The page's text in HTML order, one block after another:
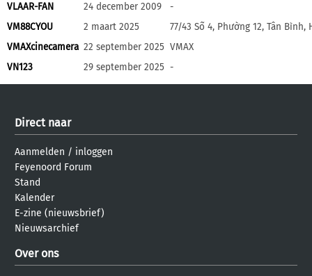
VLAAR-FAN
24 december 2009
-
VM88CYOU
2 maart 2025
77/43 Số 4, Phường 12, Tân
VMAXcinecamera 22 september 2025 VMAX
VN123
29 september 2025 -
Direct naar
Aanmelden / inloggen
Feyenoord Forum
Stand
Kalender
E-zine (nieuwsbrief)
Nieuwsarchief
Over ons